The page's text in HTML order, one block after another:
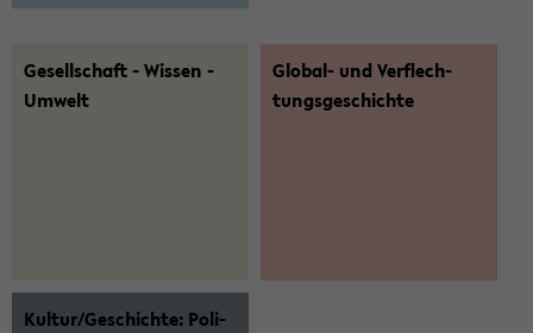
Ge­sell­schaft - Wis­sen -
Um­welt
Global-​ und Ver­flech­
tungs­ge­schich­te
Kul­tur/Ge­schich­te: Po­li­